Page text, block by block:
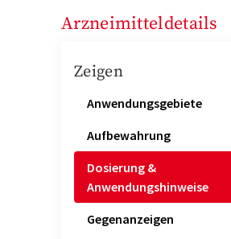
Arzneimitteldetails
Zeigen
Anwendungsgebiete
Aufbewahrung
Dosierung &
Anwendungshinweise
Gegenanzeigen